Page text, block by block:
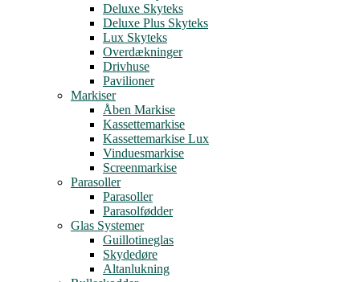
Deluxe Skyteks
Deluxe Plus Skyteks
Lux Skyteks
Overdækninger
Drivhuse
Pavilioner
Markiser
Åben Markise
Kassettemarkise
Kassettemarkise Lux
Vinduesmarkise
Screenmarkise
Parasoller
Parasoller
Parasolfødder
Glas Systemer
Guillotineglas
Skydedøre
Altanlukning